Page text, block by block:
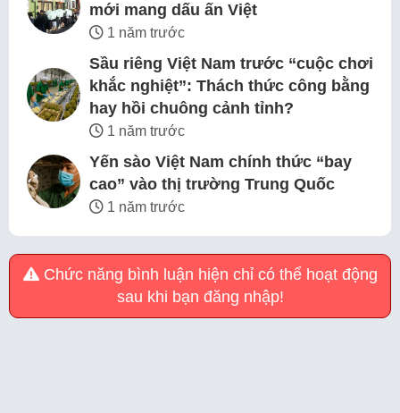
mới mang dấu ấn Việt
1 năm trước
Sầu riêng Việt Nam trước “cuộc chơi
khắc nghiệt”: Thách thức công bằng
hay hồi chuông cảnh tỉnh?
1 năm trước
Yến sào Việt Nam chính thức “bay
cao” vào thị trường Trung Quốc
1 năm trước
Chức năng bình luận hiện chỉ có thể hoạt động
sau khi bạn đăng nhập!